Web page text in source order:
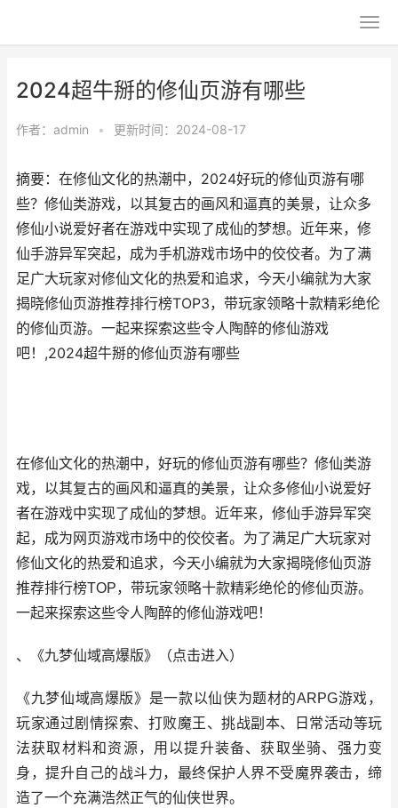
2024超牛掰的修仙页游有哪些
作者： admin • 更新时间：2024-08-17
摘要：在修仙文化的热潮中，2024好玩的修仙页游有哪
些？修仙类游戏，以其复古的画风和逼真的美景，让众多
修仙小说爱好者在游戏中实现了成仙的梦想。近年来，修
仙手游异军突起，成为手机游戏市场中的佼佼者。为了满
足广大玩家对修仙文化的热爱和追求，今天小编就为大家
揭晓修仙页游推荐排行榜TOP3，带玩家领略十款精彩绝伦
的修仙页游。一起来探索这些令人陶醉的修仙游戏
吧！,2024超牛掰的修仙页游有哪些
在修仙文化的热潮中，好玩的修仙页游有哪些？修仙类游
戏，以其复古的画风和逼真的美景，让众多修仙小说爱好
者在游戏中实现了成仙的梦想。近年来，修仙手游异军突
起，成为网页游戏市场中的佼佼者。为了满足广大玩家对
修仙文化的热爱和追求，今天小编就为大家揭晓修仙页游
推荐排行榜TOP，带玩家领略十款精彩绝伦的修仙页游。
一起来探索这些令人陶醉的修仙游戏吧！
、《九梦仙域高爆版》 （点击进入）
《九梦仙域高爆版》是一款以仙侠为题材的ARPG游戏，
玩家通过剧情探索、打败魔王、挑战副本、日常活动等玩
法获取材料和资源，用以提升装备、获取坐骑、强力变
身，提升自己的战斗力，最终保护人界不受魔界袭击，缔
造了一个充满浩然正气的仙侠世界。